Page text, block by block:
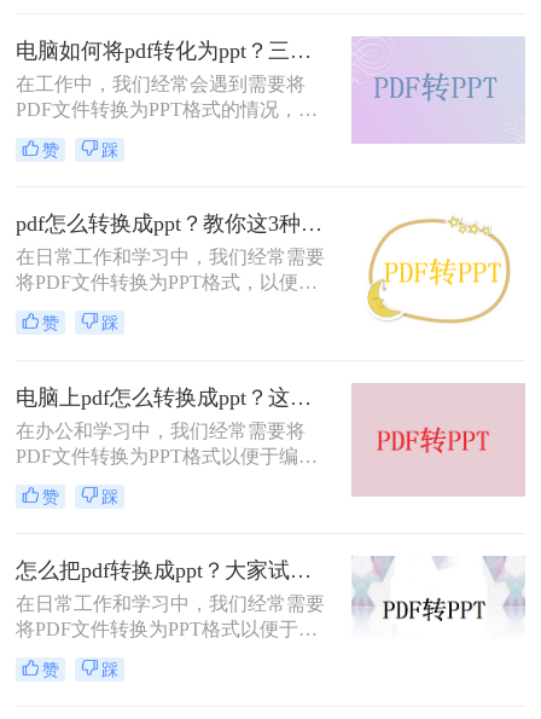
怎么转ppt呢？下面将详细介绍几种常
用的PDF转PPT的方法，帮助您轻松
实现这一转换。
电脑如何将pdf转化为ppt？三种pdf转ppt的简单方法，轻松解决
在工作中，我们经常会遇到需要将
PDF文件转换为PPT格式的情况，特
别是需要进行演示或编辑时。那么电
脑如何将pdf转化为ppt呢？下面我们
你快速将PDF文件转为PPT，节省宝
贵的时间。
赞 踩
pdf怎么转换成ppt？教你这3种转换方法！
在日常工作和学习中，我们经常需要
将PDF文件转换为PPT格式，以便在
演示或报告中更好地展示内容。虽然
PDF格式具有优秀的可读性和兼容
PPT格式则更为灵活和方便。那么pdf
怎么转换成ppt呢？下面将介绍三种将
PDF转换为PPT的方法，帮助你轻松
实现这一需求。
赞 踩
电脑上pdf怎么转换成ppt？这里教你这4种方法！
在办公和学习中，我们经常需要将
PDF文件转换为PPT格式以便于编辑
和展示。虽然PDF文件的兼容性很
高，但当我们需要修改或重新组织内
脑上pdf怎么转换成ppt呢？以下是四
种在电脑上将PDF转换为PPT的方
法。
赞 踩
怎么把pdf转换成ppt？大家试试这三种方法！
在日常工作和学习中，我们经常需要
将PDF文件转换为PPT格式以便于演
示和讲解。PDF格式的文件虽然便于
阅读，但缺乏PPT的交互性和动态
赞 踩